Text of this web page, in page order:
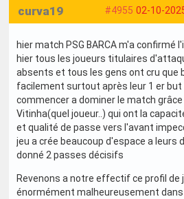
#4955 02-10-
curva19
hier match PSG BARCA m'a confirmé
hier tous les joueurs titulaires
absents et tous les gens ont cru que
facilement surtout après leur 1 er but
commencer a dominer le match
Vitinha(quel joueur..) qui ont la
et qualité de passe vers l'avant
jeu a crée beaucoup d'espace a leurs
donné 2 passes décisifs
Revenons a notre effectif ce profil de
énormément malheureusement